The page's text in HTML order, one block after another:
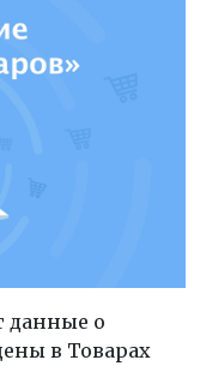
данные о
в Товарах